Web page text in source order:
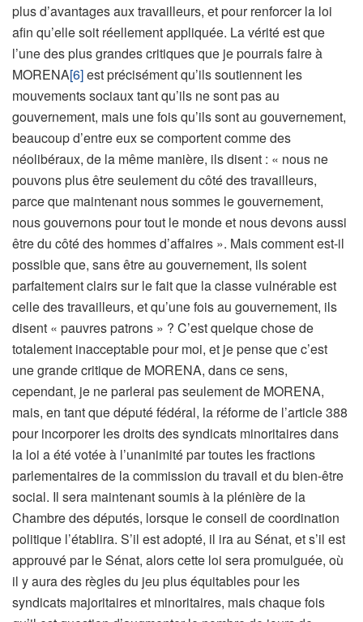
plus d’avantages aux travailleurs, et pour renforcer la loi
afin qu’elle soit réellement appliquée. La vérité est que
l’une des plus grandes critiques que je pourrais faire à
MORENA[6]est précisément qu’ils soutiennent les
mouvements sociaux tant qu’ils ne sont pas au
gouvernement, mais une fois qu’ils sont au gouvernement,
beaucoup d’entre eux se comportent comme des
néolibéraux, de la même manière, ils disent : « nous ne
pouvons plus être seulement du côté des travailleurs,
parce que maintenant nous sommes le gouvernement,
nous gouvernons pour tout le monde et nous devons aussi
être du côté des hommes d’affaires ». Mais comment est-il
possible que, sans être au gouvernement, ils soient
parfaitement clairs sur le fait que la classe vulnérable est
celle des travailleurs, et qu’une fois au gouvernement, ils
disent « pauvres patrons » ? C’est quelque chose de
totalement inacceptable pour moi, et je pense que c’est
une grande critique de MORENA, dans ce sens,
cependant, je ne parlerai pas seulement de MORENA,
mais, en tant que député fédéral, la réforme de l’article 388
pour incorporer les droits des syndicats minoritaires dans
la loi a été votée à l’unanimité par toutes les fractions
parlementaires de la commission du travail et du bien-être
social. Il sera maintenant soumis à la plénière de la
Chambre des députés, lorsque le conseil de coordination
politique l’établira. S’il est adopté, il ira au Sénat, et s’il est
approuvé par le Sénat, alors cette loi sera promulguée, où
il y aura des règles du jeu plus équitables pour les
syndicats majoritaires et minoritaires, mais chaque fois